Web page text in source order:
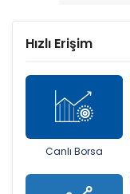
Hızlı Erişim
Canlı Borsa